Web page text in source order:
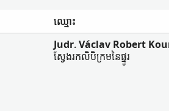
ឈ្មោះ
Judr. Václav Robert
ស្វែងរកលិបិក្រមនៃផ្នូរ